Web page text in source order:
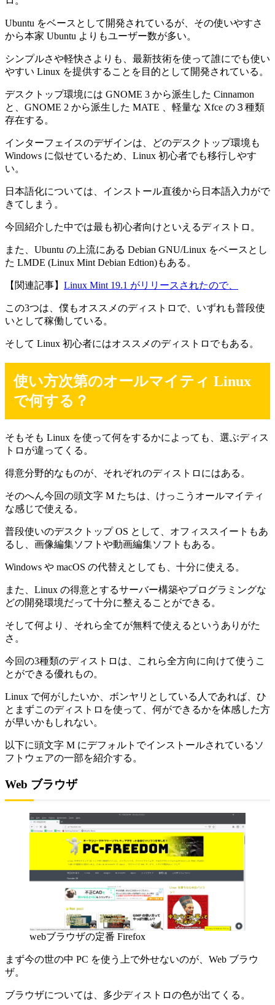
Ubuntu をベースとして開発されているが、その使いやすさ
から本家 Ubuntu よりもユーザー数が多い。
シンプルさや軽快さよりも、最新技術を使って誰にでも使い
やすい Linux を提供することを目的として開発されている。
デスクトップ環境には GNOME 3 から派生した Cinnamon
と、GNOME 2 から派生した MATE 、軽量な Xfce の３種類
存在する。
インターフェイスのデザインは、どのデスクトップ環境も
Windows に似せているため、Linux 初心者でも移行しやす
い。
日本語化については、インストール直後から日本語入力がで
きてしまう。
今回紹介した中では最も初心者向けといえるディストロ。
また、Ubuntu の上流にある Debian GNU/Linux をベースとし
た LMDE (Linux Mint Debian Edtion)もある。
【関連記事】 Linux Mint 19.1 がリリースされたので、
この3つは、僕もオススメのディストロで、いずれも普段使
いとして稼働している。
そして Linux 初心者にはオススメのディストロでもある。
使い方次第のオールマイティ Linux
で何する？
そもそも Linux を使って何をするかによっても、選ぶディス
トロが違ってくる。
得意分野的なものが、それぞれのディストロにはある。
そのへん今回の頭文字 M たちは、けっこうオールマイティ
な感じで使える。
普段使いのデスクトップ OS として、オフィススイートもあ
るし、画像編集ソフトや動画編集ソフトもある。
Windows や macOS の代替えとしても、十分に使える。
また、Linux の得意とするサーバー構築やプログラミングな
どの開発環境だって十分に整えることができる。
そして何より、それら全てが無料で使えるというありがた
さ。
今回の3種類のディストロは、これら全方向に向けて使うこ
とができる優れもの。
Linux で何がしたいか、ボンヤリとしている人であれば、ひ
とまずこのディストロを使って、何ができるかを体感した方
が早いかもしれない。
以下に頭文字 M にデフォルトでインストールされているソ
フトウェアの一部を紹介する。
Web ブラウザ
webブラウザの定番 Firefox
まず今の世の中 PC を使う上で外せないのが、Web ブラウ
ザ。
ブラウザについては、多少ディストロの色が出てくる。